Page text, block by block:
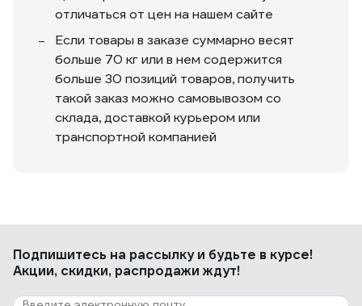
отличаться от цен на нашем сайте
Если товары в заказе суммарно весят
больше 70 кг или в нем содержится
больше 30 позиций товаров, получить
такой заказ можно самовывозом со
склада, доставкой курьером или
транспортной компанией
Подпишитесь на рассылкуи будьте в курсе!
Акции, скидки, распродажи ждут!